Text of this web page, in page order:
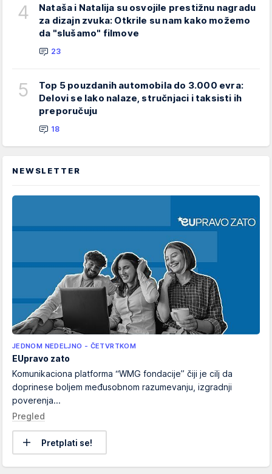
4
Nataša i Natalija su osvojile prestižnu nagradu
za dizajn zvuka: Otkrile su nam kako možemo
da "slušamo" filmove
23
5
Top 5 pouzdanih automobila do 3.000 evra:
Delovi se lako nalaze, stručnjaci i taksisti ih
preporučuju
18
NEWSLETTER
JEDNOM NEDELJNO - ČETVRTKOM
EUpravo zato
Komunikaciona platforma “WMG fondacije” čiji je cilj da
doprinese boljem međusobnom razumevanju, izgradnji
poverenja...
Pregled
Pretplati se!